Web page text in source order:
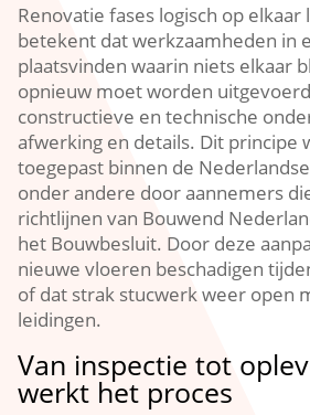
Renovatie fases logisch op elkaar
betekent dat werkzaamheden in
plaatsvinden waarin niets elkaar
opnieuw moet worden
constructieve en technische
afwerking en details.​ Dit principe
toegepast binnen de
onder andere door aannemers
richtlijnen van Bouwend
het Bouwbesluit.​ Door deze
nieuwe vloeren beschadigen
of dat strak stucwerk weer open
leidingen.​
Van inspectie tot
werkt het proces